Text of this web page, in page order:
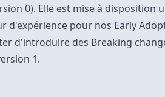
0). Elle est mise à disposition
d'expérience pour nos Early
d'introduire des Breaking
1.